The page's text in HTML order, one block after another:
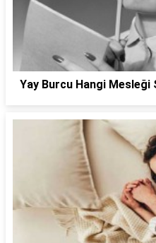
Yay Burcu Hangi Mesleği